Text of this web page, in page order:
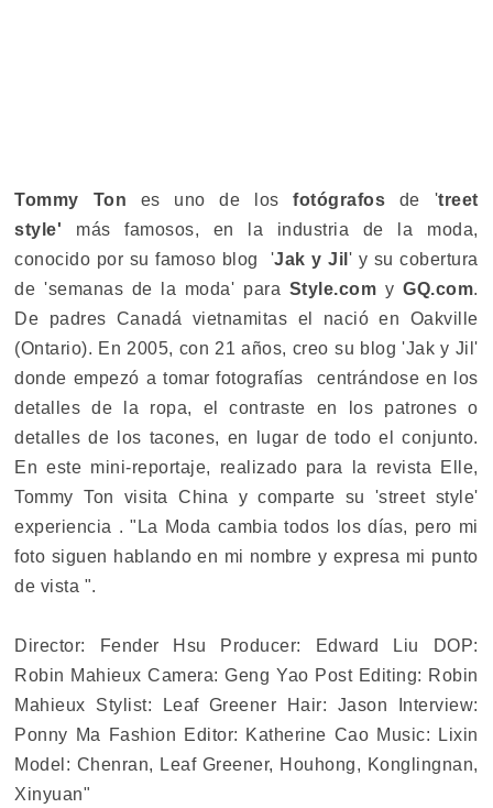
Tommy Ton es uno de losfotógrafos de 'treet
style' más famosos, en la industria de la moda,
conocido por su famoso blog 'Jak y Jil ' y su cobertura
de 'semanas de la moda' para Style.com yGQ.com.
De padres Canadá vietnamitas el nació en Oakville
(Ontario). En 2005, con 21 años, creo su blog 'Jak y Jil'
donde empezó a tomar fotografías centrándose en los
detalles de la ropa, el contraste en los patrones o
detalles de los tacones, en lugar de todo el conjunto.
En este mini-reportaje, realizado para la revista Elle,
Tommy Ton visita China y comparte su 'street style'
experiencia . "La Moda cambia todos los días, pero mi
foto siguen hablando en mi nombre y expresa mi punto
de vista ".
Director: Fender Hsu Producer: Edward Liu DOP:
Robin Mahieux Camera: Geng Yao Post Editing: Robin
Mahieux Stylist: Leaf Greener Hair: Jason Interview:
Ponny Ma Fashion Editor: Katherine Cao Music: Lixin
Model: Chenran, Leaf Greener, Houhong, Konglingnan,
Xinyuan"